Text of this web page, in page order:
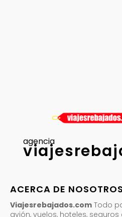
agencia
ACERCA DE NOSOTROS
Viajesrebajados.com Todo
avión, vuelos, hoteles,